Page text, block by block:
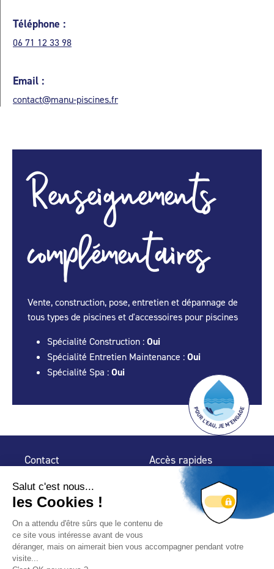
Téléphone :
06 71 12 33 98
Email :
contact@manu-piscines.fr
Renseignements
complémentaires
Vente, construction, pose, entretien et dépannage de
tous types de piscines et d'accessoires pour piscines
Spécialité Construction : Oui
Spécialité Entretien Maintenance : Oui
Spécialité Spa : Oui
Contact
32 rue de Mogador
75 009 Paris
Accès rapides
Espace Presse
Trouver un
professionnel